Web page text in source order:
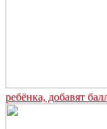
ребёнка, добавят